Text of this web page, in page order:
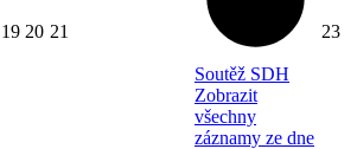
19 20 21
Soutěž SDH
Zobrazit
všechny
záznamy ze dne
23